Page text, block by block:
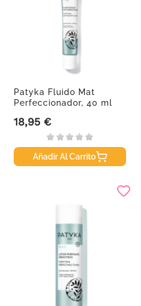
Patyka Fluido Mat
Perfeccionador, 40 ml
Precio
18,95 €
Añadir Al Carrito